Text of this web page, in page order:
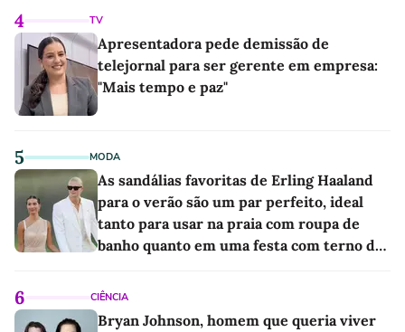
4 TV
Apresentadora pede demissão de
telejornal para ser gerente em empresa:
"Mais tempo e paz"
5 MODA
As sandálias favoritas de Erling Haaland
para o verão são um par perfeito, ideal
tanto para usar na praia com roupa de
banho quanto em uma festa com terno de
6 CIÊNCIA
Bryan Johnson, homem que queria viver